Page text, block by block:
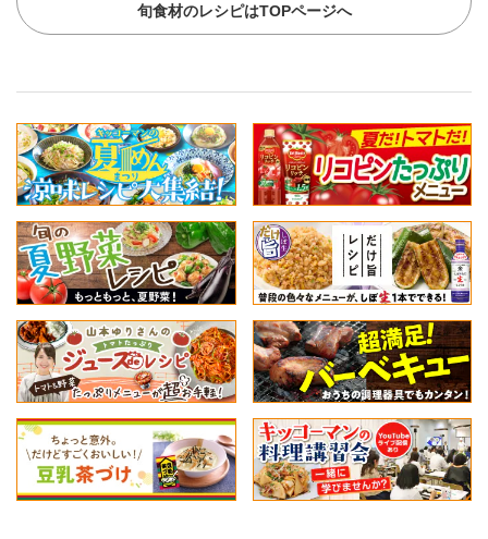
旬食材のレシピはTOPページへ